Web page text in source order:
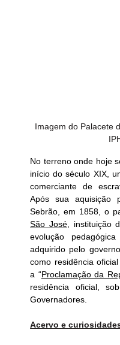
Imagem do Palacete
No terreno onde hoje
início do século XIX,
comerciante de
Após sua aquisição
Sebrão, em 1858, o
São José, instituição
evolução
adquirido pelo
como residência
a “Proclamação da
residência oficial,
Governadores.
Acervo e